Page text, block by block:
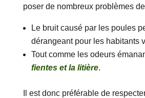
poser de nombreux problèmes
Le bruit causé par les poules
dérangeant pour les habitants
Tout comme les odeurs
fientes et la litière.
Il est donc préférable de